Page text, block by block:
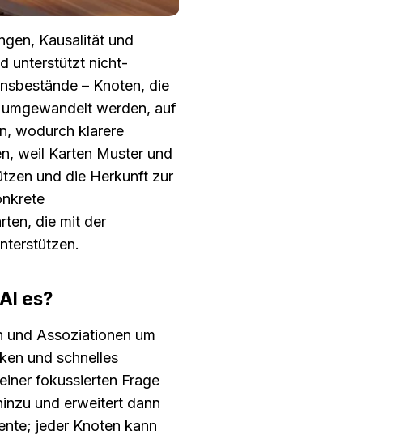
Kausalität und
unterstützt nicht-
– Knoten, die
werden, auf
wodurch klarere
weil Karten Muster und
und die Herkunft zur
die mit der
es?
und Assoziationen um
und schnelles
fokussierten Frage
und erweitert dann
jeder Knoten kann